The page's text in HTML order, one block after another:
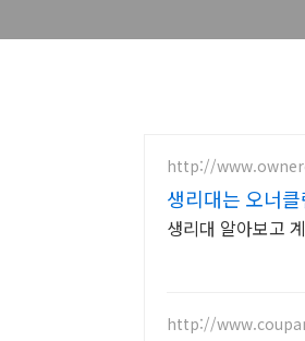
http://
생리대는 오너클
생리대 알아보고
http://